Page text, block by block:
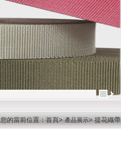
您的當前位置：首頁>產品展示> 提花織帶